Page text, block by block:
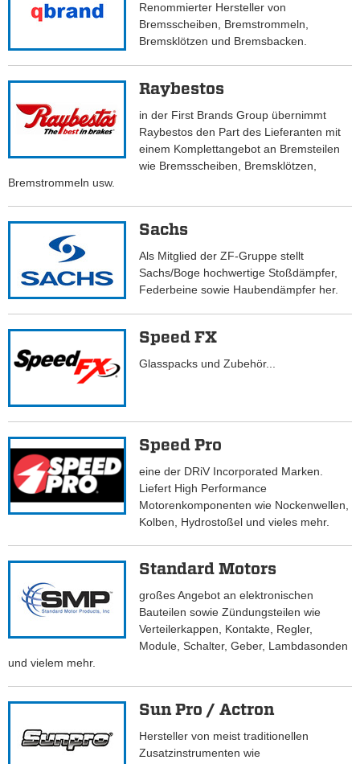
Renommierter Hersteller von
Bremsscheiben, Bremstrommeln,
Bremsklötzen und Bremsbacken.
Raybestos
in der First Brands Group übernimmt
Raybestos den Part des Lieferanten mit
einem Komplettangebot an Bremsteilen
wie Bremsscheiben, Bremsklötzen,
Bremstrommeln usw.
Sachs
Als Mitglied der ZF-Gruppe stellt
Sachs/Boge hochwertige Stoßdämpfer,
Federbeine sowie Haubendämpfer her.
Speed FX
Glasspacks und Zubehör...
Speed Pro
eine der DRiV Incorporated Marken.
Liefert High Performance
Motorenkomponenten wie Nockenwellen,
Kolben, Hydrostoßel und vieles mehr.
Standard Motors
großes Angebot an elektronischen
Bauteilen sowie Zündungsteilen wie
Verteilerkappen, Kontakte, Regler,
Module, Schalter, Geber, Lambdasonden
und vielem mehr.
Sun Pro / Actron
Hersteller von meist traditionellen
Zusatzinstrumenten wie